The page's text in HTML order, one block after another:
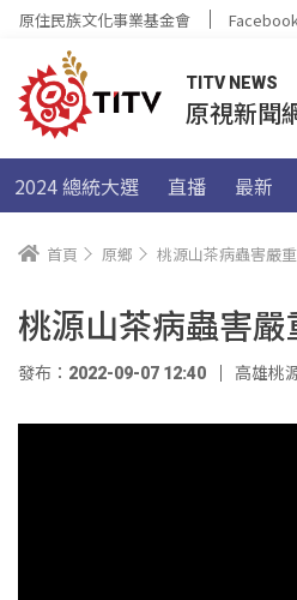
原住民族文化事業基金會
TITV NEWS
原視新聞
2024 總統大選 直播 最新
首頁 原鄉 桃源山茶病蟲害嚴
桃源山茶病蟲害
發布：2022-09-07 12:40 高雄桃